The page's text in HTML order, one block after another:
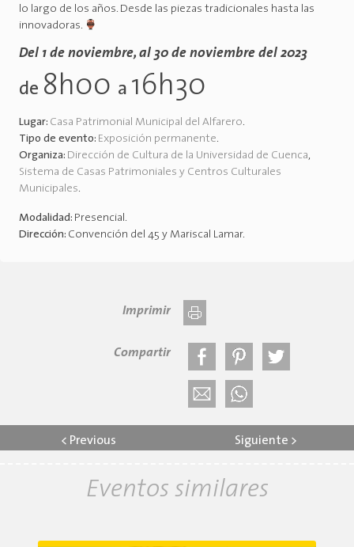
lo largo de los años. Desde las piezas tradicionales hasta las
innovadoras.
Del 1 de noviembre, al 30 de noviembre del 2023
de 8h00 a 16h30
Lugar: Casa Patrimonial Municipal del Alfarero.
Tipo de evento: Exposición permanente.
Organiza: Dirección de Cultura de la Universidad de Cuenca,
Sistema de Casas Patrimoniales y Centros Culturales
Municipales.
Modalidad: Presencial.
Dirección: Convención del 45 y Mariscal Lamar.
Imprimir
Compartir
< Previous Siguiente >
Eventos similares